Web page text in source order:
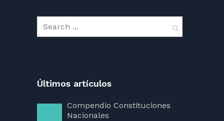
Últimos artículos
Compendio Constituciones
Nacionales